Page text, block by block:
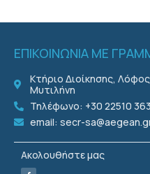
ΕΠΙΚΟΙΝΩΝΙΑ ΜΕ
Κτήριο Διοίκησης,
Μυτιλήνη
Τηλέφωνο: +30 22510
email: secr-
Ακολουθήστε μας